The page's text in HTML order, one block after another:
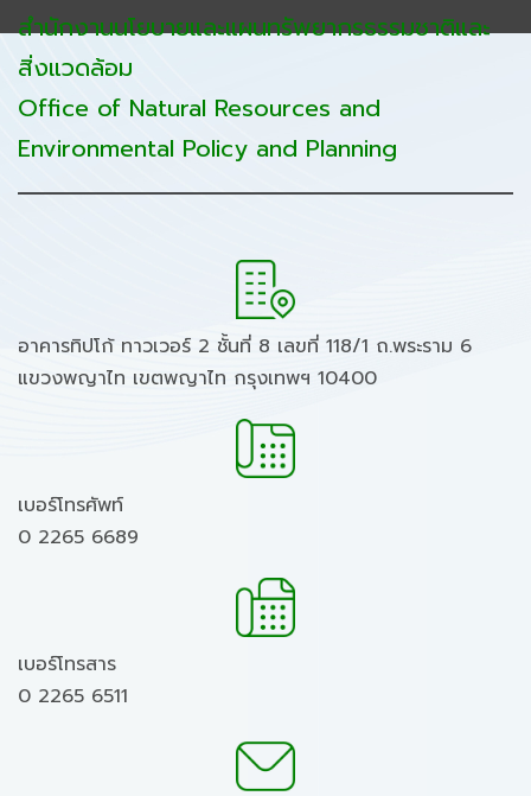
สำนักงานนโยบายและแผนทรัพยากรธรรมชาติและ
สิ่งแวดล้อม
Office of Natural Resources and
Environmental Policy and Planning
อาคารทิปโก้ ทาวเวอร์ 2 ชั้นที่ 8 เลขที่ 118/1 ถ.พระราม 6
แขวงพญาไท เขตพญาไท กรุงเทพฯ 10400
เบอร์โทรศัพท์
0 2265 6689
เบอร์โทรสาร
0 2265 6511